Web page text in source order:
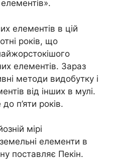
елементів в цій
років, що
елементів. Зараз
методи видобутку і
від інших в мулі.
п’яти років.
мірі
елементи в
поставляє Пекін.